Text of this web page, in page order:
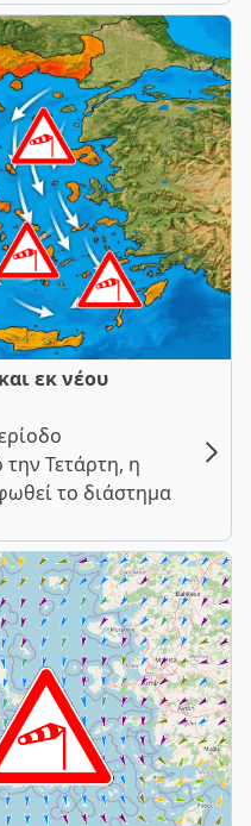
εκ νέου
Τετάρτη, η
το διάστημα